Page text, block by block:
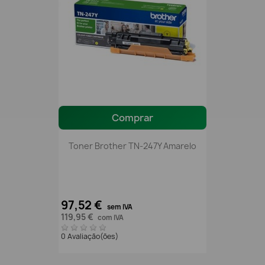
Comprar
Toner Brother TN-247Y Amarelo
97,52 € sem IVA
119,95 € com IVA
0 Avaliação(ões)